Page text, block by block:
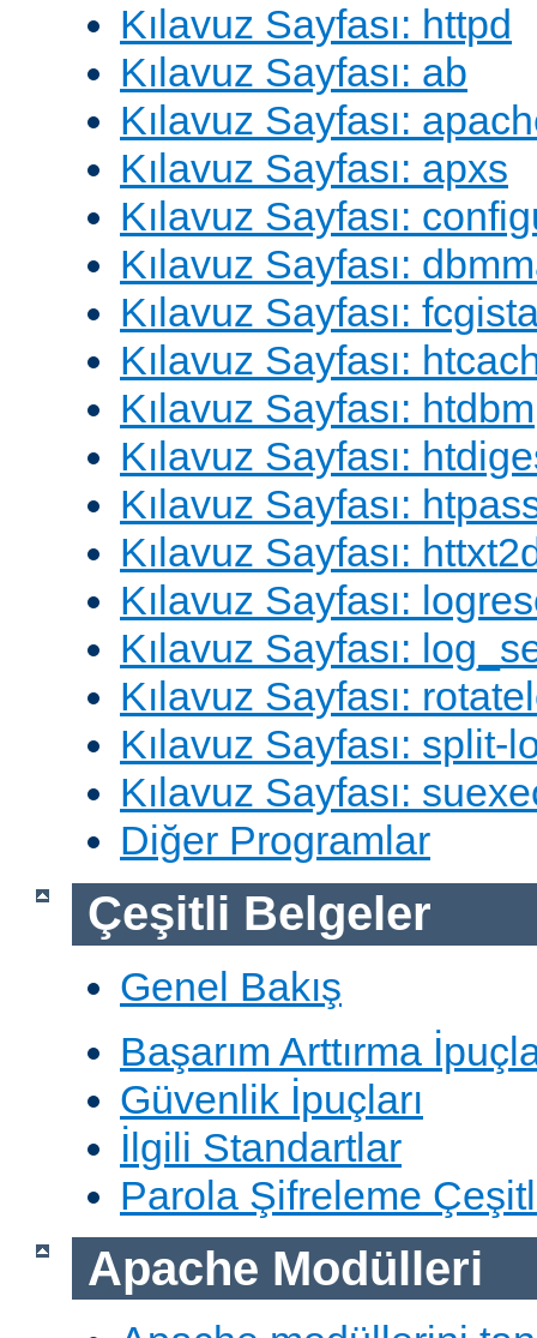
Kılavuz Sayfası: httpd
Kılavuz Sayfası: ab
Kılavuz Sayfası:
Kılavuz Sayfası: apxs
Kılavuz Sayfası:
Kılavuz Sayfası:
Kılavuz Sayfası:
Kılavuz Sayfası:
Kılavuz Sayfası: htdbm
Kılavuz Sayfası:
Kılavuz Sayfası:
Kılavuz Sayfası:
Kılavuz Sayfası:
Kılavuz Sayfası:
Kılavuz Sayfası:
Kılavuz Sayfası: split-
Kılavuz Sayfası:
Diğer Programlar
Çeşitli Belgeler
Genel Bakış
Başarım Arttırma
Güvenlik İpuçları
İlgili Standartlar
Parola Şifreleme
Apache Modülleri